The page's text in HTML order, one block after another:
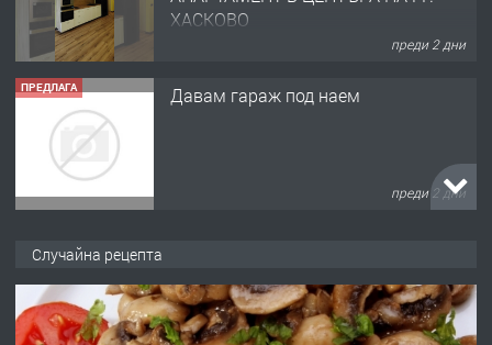
ПРЕДЛАГА
Любен Каравелов, Хасково-близо до
ПРОСТОРЕН ТРИСТАЕН
АПАРТАМЕНТ В НОВА СГРАДА КВ.
КУБА
Случайна рецепта